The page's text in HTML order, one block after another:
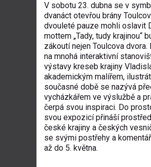
V sobotu 23. dubna se v
dvanáct otevřou brány
dvouleté pauze mohli oslavit
mottem „Tady, tudy krajinou“
zákoutí nejen Toulcova
na mnohá interaktivní
výstavy kreseb krajiny
akademickým malířem,
současné době se nazývá
vycházkářem ve výslužbě a
čerpá svou inspiraci. Do
svou expozicí přináší
české krajiny a českých
se svými postřehy a
až do 5. května.